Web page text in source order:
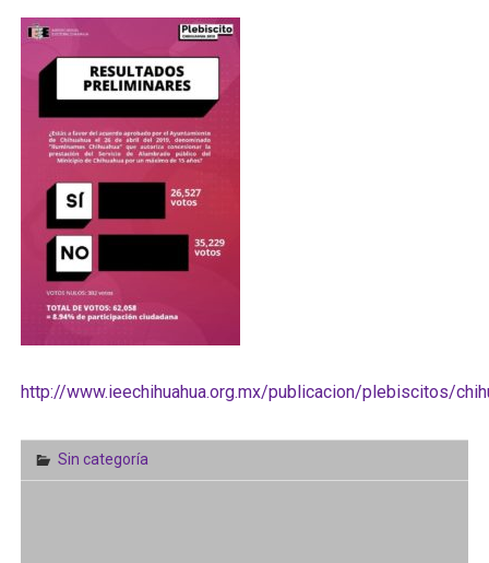
http://www.ieechihuahua.org.mx/publicacion/plebiscitos/
Sin categoría